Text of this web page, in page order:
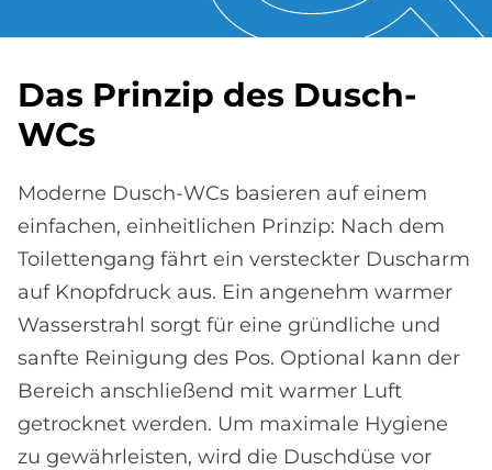
Das Prin­zip des Dusch-
WCs
Moderne Dusch-WCs basieren auf einem
einfachen, einheitlichen Prinzip: Nach dem
Toilettengang fährt ein versteckter Duscharm
auf Knopfdruck aus. Ein angenehm warmer
Wasserstrahl sorgt für eine gründliche und
sanfte Reinigung des Pos. Optional kann der
Bereich anschließend mit warmer Luft
getrocknet werden. Um maximale Hygiene
zu gewährleisten, wird die Duschdüse vor